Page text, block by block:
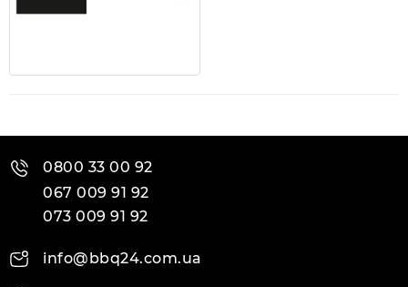
0800 33 00 92
067 009 91 92
073 009 91 92
info@bbq24.com.ua